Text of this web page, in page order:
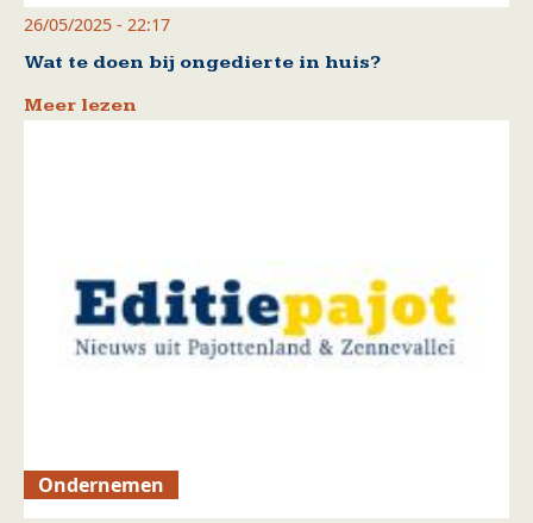
26/05/2025 - 22:17
Wat te doen bij ongedierte in huis?
Meer lezen
Ondernemen